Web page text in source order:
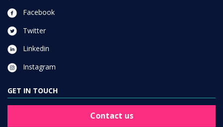
Facebook
Twitter
Linkedin
Instagram
GET IN TOUCH
Contact us